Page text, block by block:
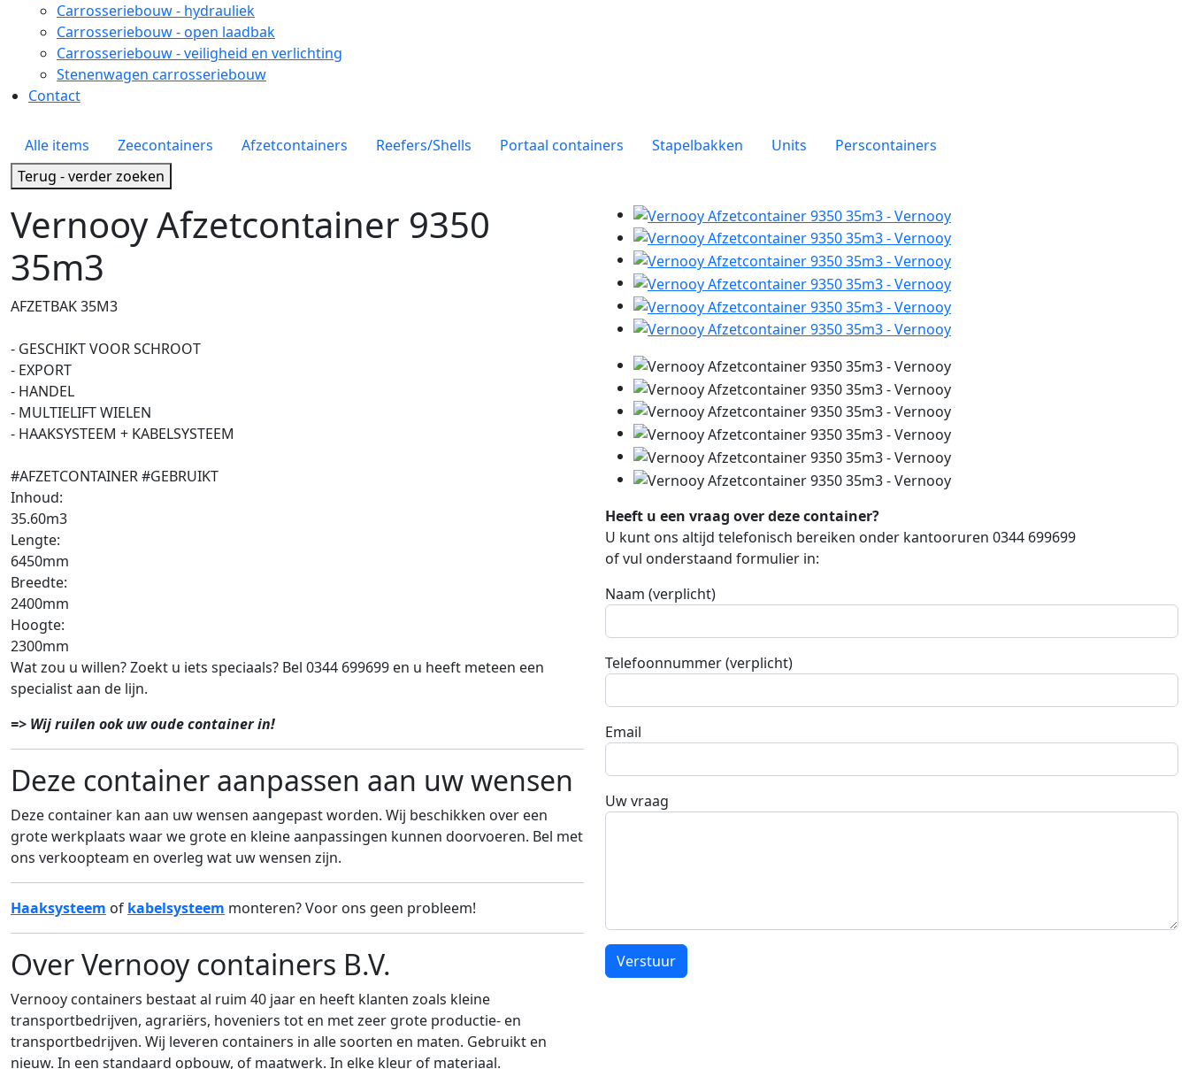
Carrosseriebouw - hydrauliek
Carrosseriebouw - open laadbak
Carrosseriebouw - veiligheid en verlichting
Stenenwagen carrosseriebouw
Contact
Zoekpagina menu
Alle items Zeecontainers Afzetcontainers Reefers/Shells Portaal containers Stapelbakken Units
Perscontainers
Terug - verder zoeken
Vernooy Afzetcontainer 9350
35m3
AFZETBAK 35M3
- GESCHIKT VOOR SCHROOT
- EXPORT
- HANDEL
- MULTIELIFT WIELEN
- HAAKSYSTEEM + KABELSYSTEEM
#AFZETCONTAINER #GEBRUIKT
Inhoud:
35.60m3
Lengte:
6450mm
Breedte:
2400mm
Hoogte:
2300mm
Wat zou u willen? Zoekt u iets speciaals? Bel 0344 699699 en u heeft meteen een
specialist aan de lijn.
=> Wij ruilen ook uw oude container in!
Deze container aanpassen aan uw wensen
Deze container kan aan uw wensen aangepast worden. Wij beschikken over een
grote werkplaats waar we grote en kleine aanpassingen kunnen doorvoeren. Bel met
ons verkoopteam en overleg wat uw wensen zijn.
Haaksysteem of kabelsysteem monteren? Voor ons geen probleem!
Over Vernooy containers B.V.
Vernooy containers bestaat al ruim 40 jaar en heeft klanten zoals kleine
transportbedrijven, agrariërs, hoveniers tot en met zeer grote productie- en
transportbedrijven. Wij leveren containers in alle soorten en maten. Gebruikt en
nieuw. In een standaard opbouw, of maatwerk. In elke kleur of materiaal.
Heeft u een vraag over deze container?
U kunt ons altijd telefonisch bereiken onder kantooruren 0344 699699
of vul onderstaand formulier in:
Naam (verplicht)
Telefoonnummer (verplicht)
Email
Uw vraag
Verstuur